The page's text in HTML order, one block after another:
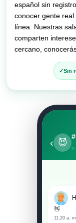
español sin
conocer gente
línea. Nuestras
comparten
cercano,
Sin
‹ 😈
👋
11:20 a.